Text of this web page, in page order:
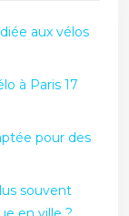
aux vélos
à Paris 17
pour des
souvent